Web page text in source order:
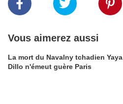
Vous aimerez aussi
La mort du Navalny tchadien Yaya
Dillo n'émeut guère Paris